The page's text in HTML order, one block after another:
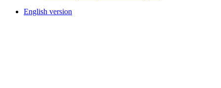
English version